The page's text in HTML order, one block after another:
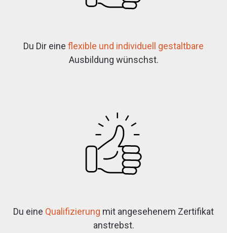
Du Dir eine flexible und individuell gestaltbare
Ausbildung wünschst.
Du eine Qualifizierung mit angesehenem Zertifikat
anstrebst.